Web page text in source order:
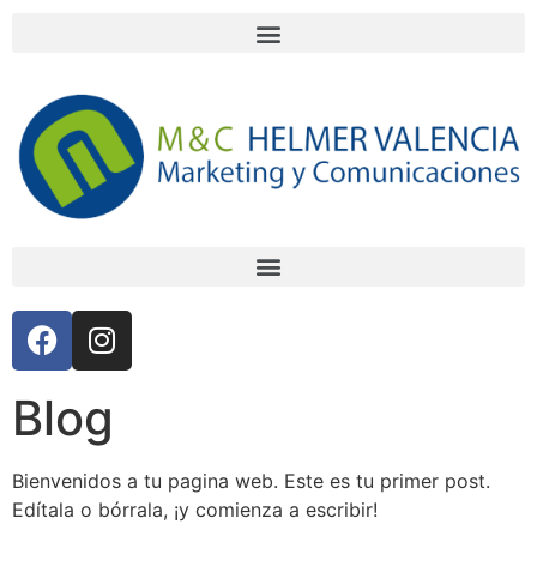
Blog
Bienvenidos a tu pagina web. Este es tu primer post.
Edítala o bórrala, ¡y comienza a escribir!